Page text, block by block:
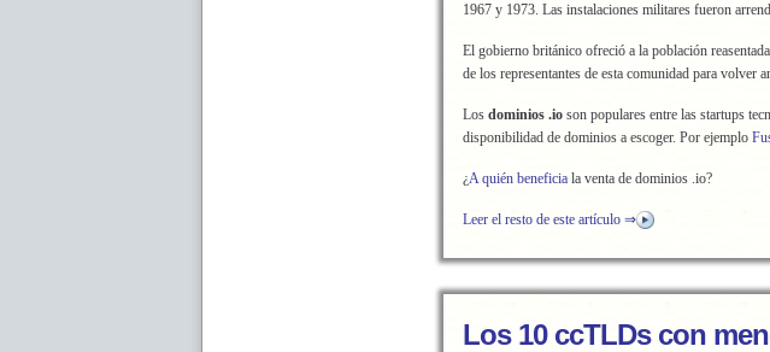
1967 y 1973. Las instalaciones militares fueron
El gobierno británico ofreció a la población
de los representantes de esta comunidad para
Los dominios .io son populares entre las startups
disponibilidad de dominios a escoger. Por ejemplo
¿A quién beneficia la venta de dominios .io?
Leer el resto de este artículo ⇒
Los 10 ccTLDs con